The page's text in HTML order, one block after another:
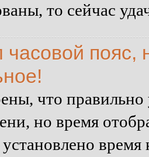
то сейчас
пояс,
что правильно
но время